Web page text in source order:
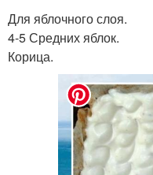
Для яблочного слоя.
4-5 Средних яблок.
Корица.